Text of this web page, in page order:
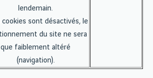
lendemain.
cookies sont désactivés, le
du site ne sera
que faiblement altéré
(navigation).